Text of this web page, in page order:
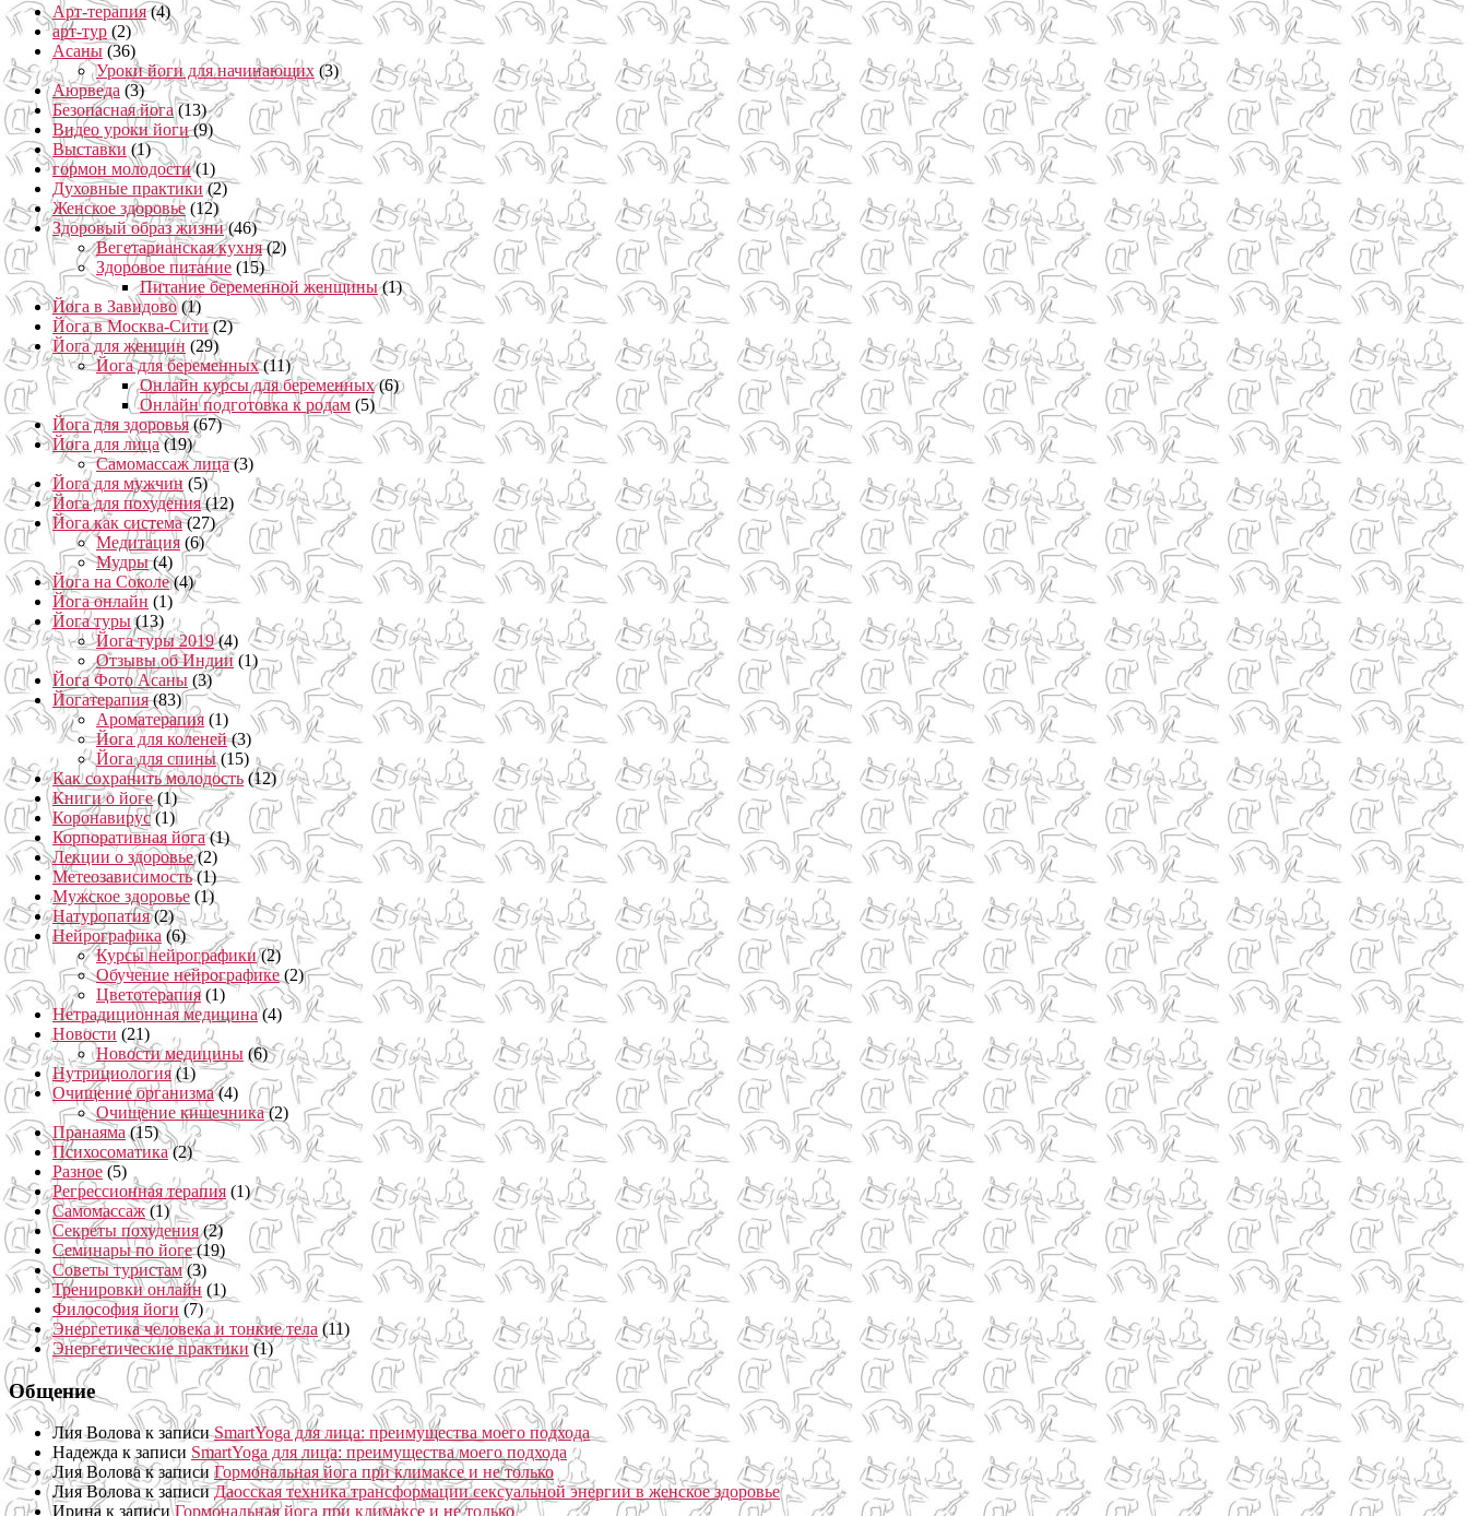
Арт-терапия(4)
арт-тур (2)
Асаны (36)
Уроки йоги для начинающих (3)
Аюрведа (3)
Безопасная йога(13)
Видео уроки йоги(9)
Выставки (1)
гормон молодости(1)
Духовные практики(2)
Женское здоровье (12)
Здоровый образ жизни(46)
Вегетарианская кухня(2)
Здоровое питание (15)
Питание беременной женщины(1)
Йога в Завидово(1)
Йога в Москва-Сити(2)
Йога для женщин (29)
Йога для беременных(11)
Онлайн курсы для беременных(6)
Онлайн подготовка к родам (5)
Йога для здоровья(67)
Йога для лица(19)
Самомассаж лица(3)
Йога для мужчин (5)
Йога для похудения(12)
Йога как система(27)
Медитация (6)
Мудры(4)
Йога на Соколе(4)
Йога онлайн (1)
Йога туры(13)
Йога туры 2019(4)
Отзывы об Индии(1)
Йога Фото Асаны (3)
Йогатерапия(83)
Ароматерапия (1)
Йога для коленей(3)
Йога для спины(15)
Как сохранить молодость (12)
Книги о йоге(1)
Коронавирус(1)
Корпоративная йога(1)
Лекции о здоровье(2)
Метеозависимость(1)
Мужское здоровье (1)
Натуропатия(2)
Нейрографика (6)
Курсы нейрографики(2)
Обучение нейрографике (2)
Цветотерапия (1)
Нетрадиционная медицина(4)
Новости (21)
Новости медицины (6)
Нутрициология(1)
Очищение организма(4)
Очищение кишечника(2)
Пранаяма(15)
Психосоматика(2)
Разное (5)
Регрессионная терапия (1)
Самомассаж(1)
Секреты похудения(2)
Семинары по йоге(19)
Советы туристам(3)
Тренировки онлайн (1)
Философия йоги (7)
Энергетика человека и тонкие тела (11)
Энергетические практики(1)
Общение
Лия Воловак записиSmartYoga для лица: преимущества моего подхода
Надежда к записи SmartYoga для лица: преимущества моего подхода
Лия Воловак записи Гормональная йога при климаксе и не только
Лия Воловак записиДаосская техника трансформации сексуальной энергии в женское здоровье
Ирина к записиГормональная йога при климаксе и не только